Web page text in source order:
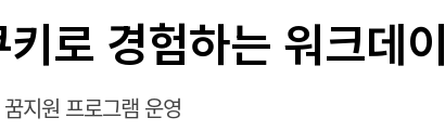
로 경험하는 워크데이
지원 프로그램 운영